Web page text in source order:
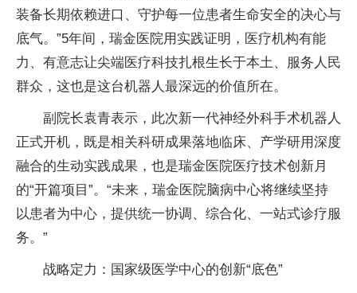
装备长期依赖进口、守护每一位患者生命安全的决心与
底气。”5年间，瑞金医院用实践证明，医疗机构有能
力、有意志让尖端医疗科技扎根生长于本土、服务人民
群众，这也是这台机器人最深远的价值所在。
副院长袁青表示，此次新一代神经外科手术机器人
正式开机，既是相关科研成果落地临床、产学研用深度
融合的生动实践成果，也是瑞金医院医疗技术创新月
的“开篇项目”。“未来，瑞金医院脑病中心将继续坚持
以患者为中心，提供统一协调、综合化、一站式诊疗服
务。”
战略定力：国家级医学中心的创新“底色”